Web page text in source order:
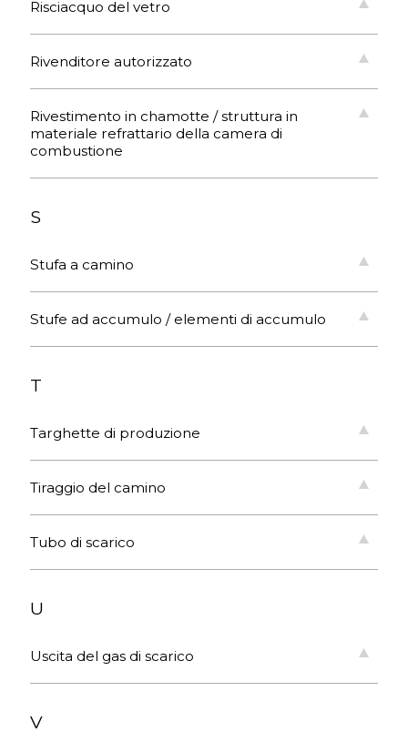
Risciacquo del vetro
Rivenditore autorizzato
Rivestimento in chamotte / struttura in
materiale refrattario della camera di
combustione
S
Stufa a camino
Stufe ad accumulo / elementi di accumulo
T
Targhette di produzione
Tiraggio del camino
Tubo di scarico
U
Uscita del gas di scarico
V